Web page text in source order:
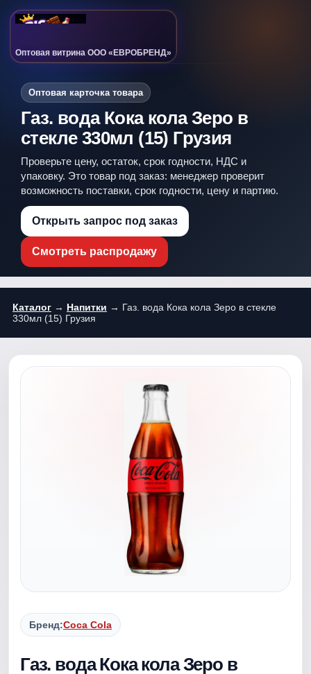
Оптовая витрина ООО «ЕВРОБРЕНД»
Оптовая карточка товара
Газ. вода Кока кола Зеро в
стекле 330мл (15) Грузия
Проверьте цену, остаток, срок годности, НДС и
упаковку. Это товар под заказ: менеджер проверит
возможность поставки, срок годности, цену и партию.
Открыть запрос под заказ
Смотреть распродажу
Каталог → Напитки → Газ. вода Кока кола Зеро в стекле
330мл (15) Грузия
Бренд:Coca Cola
Газ. вода Кока кола Зеро в